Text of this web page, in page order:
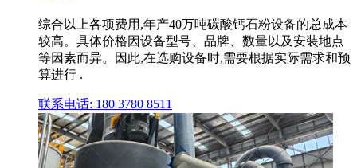
综合以上各项费用,年产40万吨碳酸钙石粉设备的总成本
较高。具体价格因设备型号、品牌、数量以及安装地点
等因素而异。因此,在选购设备时,需要根据实际需求和预
算进行 .
联系电话: 180 3780 8511